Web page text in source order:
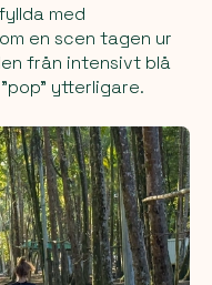
med
en scen tagen ur
från intensivt blå
ytterligare.